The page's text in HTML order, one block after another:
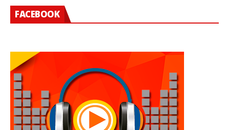
FACEBOOK